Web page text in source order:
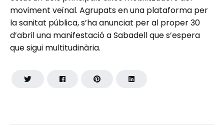
moviment veïnal. Agrupats en una plataforma per
la sanitat pública, s’ha anunciat per al proper 30
d’abril una manifestació a Sabadell que s’espera
que sigui multitudinària.